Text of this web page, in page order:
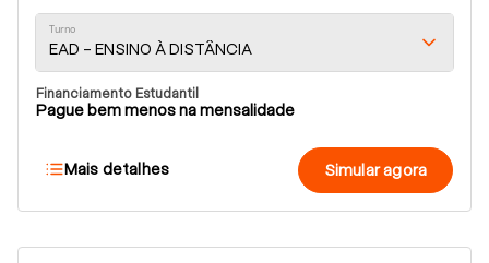
Turno
EAD - ENSINO À DISTÂNCIA
Financiamento Estudantil
Pague bem menos na mensalidade
Mais detalhes Simular agora